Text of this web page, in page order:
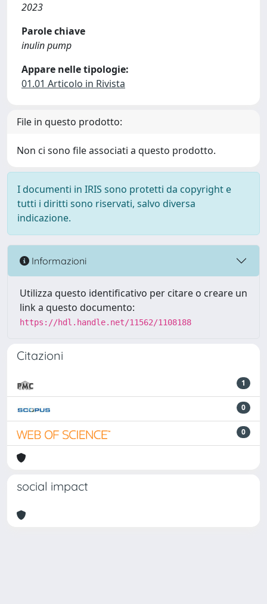
2023
Parole chiave
inulin pump
Appare nelle tipologie:
01.01 Articolo in Rivista
File in questo prodotto:
Non ci sono file associati a questo prodotto.
I documenti in IRIS sono protetti da copyright e
tutti i diritti sono riservati, salvo diversa
indicazione.
Informazioni
Utilizza questo identificativo per citare o creare un
link a questo documento:
https://hdl.handle.net/11562/1108188
Citazioni
1
0
0
social impact